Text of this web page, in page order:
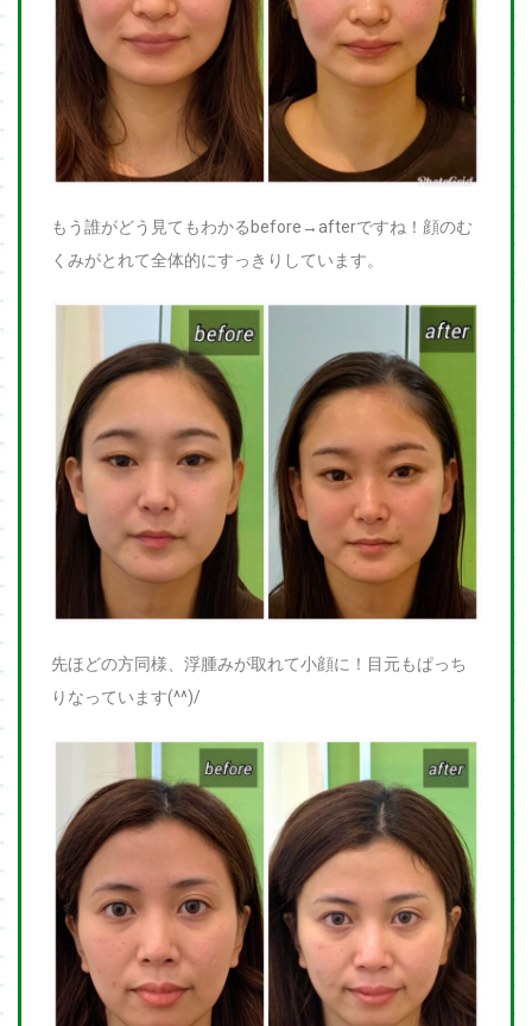
もう誰がどう見てもわかるbefore→afterですね！顔のむ
くみがとれて全体的にすっきりしています。
先ほどの方同様、浮腫みが取れて小顔に！目元もぱっち
りなっています(^^)/